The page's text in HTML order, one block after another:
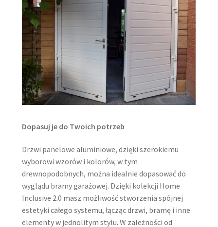
Dopasuj je do Twoich potrzeb
Drzwi panelowe aluminiowe, dzięki szerokiemu
wyborowi wzorów i kolorów, w tym
drewnopodobnych, można idealnie dopasować do
wyglądu bramy garażowej. Dzięki kolekcji Home
Inclusive 2.0 masz możliwość stworzenia spójnej
estetyki całego systemu, łącząc drzwi, bramę i inne
elementy w jednolitym stylu. W zależności od